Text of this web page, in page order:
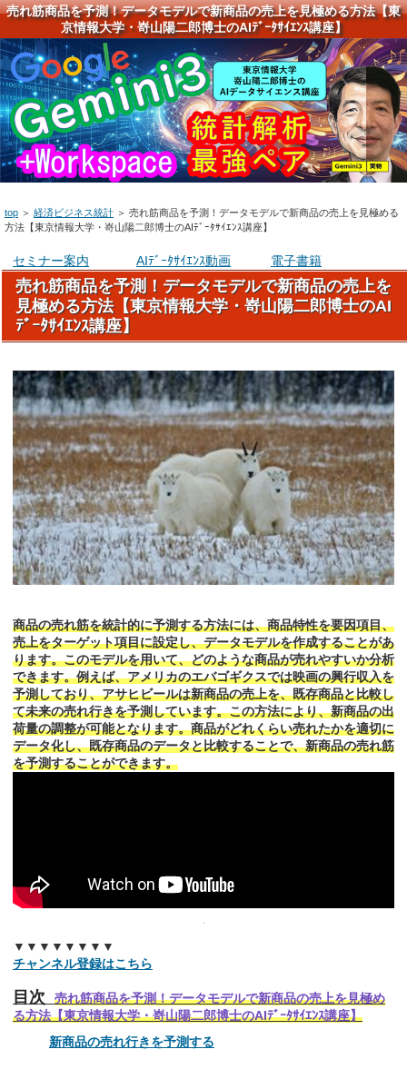
売れ筋商品を予測！データモデルで新商品の売上を見極める方法【東
京情報大学・嵜山陽二郎博士のAIﾃﾞｰﾀｻｲｴﾝｽ講座】
top ＞ 経済ビジネス統計 ＞ 売れ筋商品を予測！データモデルで新商品の売上を見極める
方法【東京情報大学・嵜山陽二郎博士のAIﾃﾞｰﾀｻｲｴﾝｽ講座】
セミナー案内 AIﾃﾞｰﾀｻｲｴﾝｽ動画 電子書籍
売れ筋商品を予測！データモデルで新商品の売上を
見極める方法【東京情報大学・嵜山陽二郎博士のAI
ﾃﾞｰﾀｻｲｴﾝｽ講座】
商品の売れ筋を統計的に予測する方法には、商品特性を要因項目、
売上をターゲット項目に設定し、データモデルを作成することがあ
ります。このモデルを用いて、どのような商品が売れやすいか分析
できます。例えば、アメリカのエバゴギクスでは映画の興行収入を
予測しており、アサヒビールは新商品の売上を、既存商品と比較し
て未来の売れ行きを予測しています。この方法により、新商品の出
荷量の調整が可能となります。商品がどれくらい売れたかを適切に
データ化し、既存商品のデータと比較することで、新商品の売れ筋
を予測することができます。
▼▼▼▼▼▼▼▼
チャンネル登録はこちら
目次
売れ筋商品を予測！データモデルで新商品の売上を見極め
る方法【東京情報大学・嵜山陽二郎博士のAIﾃﾞｰﾀｻｲｴﾝｽ講座】
新商品の売れ行きを予測する